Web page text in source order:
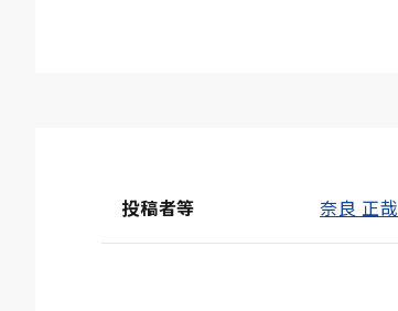
投稿者等 奈良 正哉